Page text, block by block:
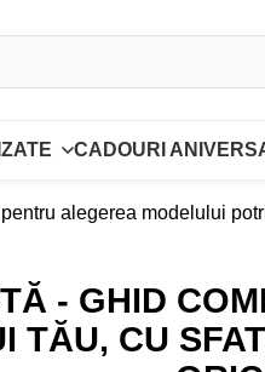
CADOURI
alegerea modelului
- GHID
TĂU, CU